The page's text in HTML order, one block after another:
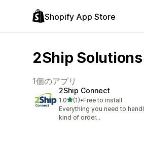
Shopify App Store
2Ship Solutions
1個のアプリ
2Ship Connect
1.05つ星中
(1)
合計レビュー数：1件
•Free to install
Everything you need to
kind of order...